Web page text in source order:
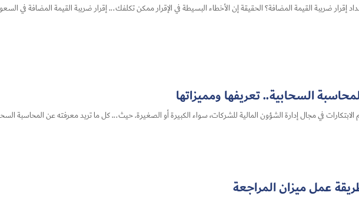
السحابية​.. تعريفها ومميزاتها
في مجال إدارة الشؤون المالية للشركات، سواء الكبيرة أو الصغيرة. حيث... كل ما تريد معرفته عن المحاسبة
عمل ميزان المراجعة